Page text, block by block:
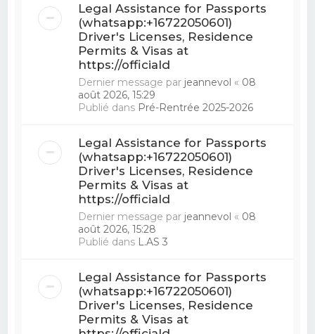
Legal Assistance for Passports
(whatsapp:+16722050601)
Driver's Licenses, Residence
Permits & Visas at
https://officiald
Dernier message par jeannevol « 08
août 2026, 15:29
Publié dans Pré-Rentrée 2025-2026
Legal Assistance for Passports
(whatsapp:+16722050601)
Driver's Licenses, Residence
Permits & Visas at
https://officiald
Dernier message par jeannevol « 08
août 2026, 15:28
Publié dans L.AS 3
Legal Assistance for Passports
(whatsapp:+16722050601)
Driver's Licenses, Residence
Permits & Visas at